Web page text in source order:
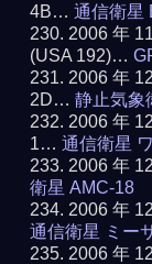
4B…通信衛星
2006 年
(USA 192)…
2006 年
2D…静止気象
2006 年
1…通信衛星
2006 年
衛星 AMC-18
2006 年
通信衛星 ミー
2006 年